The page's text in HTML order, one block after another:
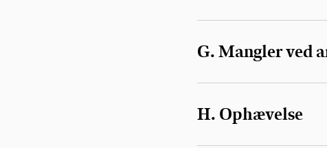
G. Mangler ved
H. Ophævelse